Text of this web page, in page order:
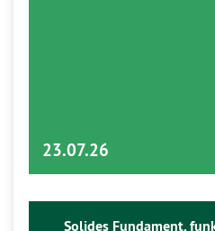
23.07.26
Solides Fundament,